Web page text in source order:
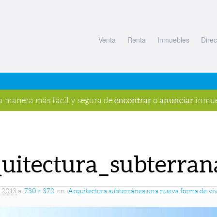
Venta Renta Inmuebles
manera más fácil y segura de encontrar o anunciar
2013 a 730 × 372 en Arquitectura subterránea una nueva forma de